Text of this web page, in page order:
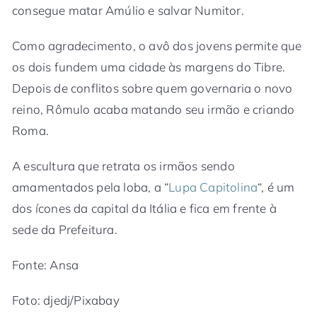
consegue matar Amúlio e salvar Numitor.
Como agradecimento, o avô dos jovens permite que
os dois fundem uma cidade às margens do Tibre.
Depois de conflitos sobre quem governaria o novo
reino, Rômulo acaba matando seu irmão e criando
Roma.
A escultura que retrata os irmãos sendo
amamentados pela loba, a “Lupa Capitolina“, é um
dos ícones da capital da Itália e fica em frente à
sede da Prefeitura.
Fonte: Ansa
Foto: djedj/Pixabay